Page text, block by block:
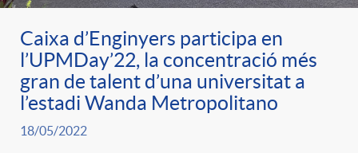
Caixa d’Enginyers participa en
l’UPMDay’22, la concentració més
gran de talent d’una universitat a
l’estadi Wanda Metropolitano
18/05/2022